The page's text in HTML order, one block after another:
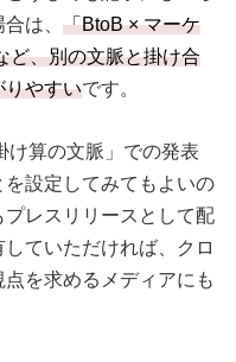
は、 「BtoB × マーケ
ど、別の文脈と掛け合
りやすいです。
け算の文脈」での発表
設定してみてもよいの
レスリリースとして配
ていただければ、クロ
を求めるメディアにも